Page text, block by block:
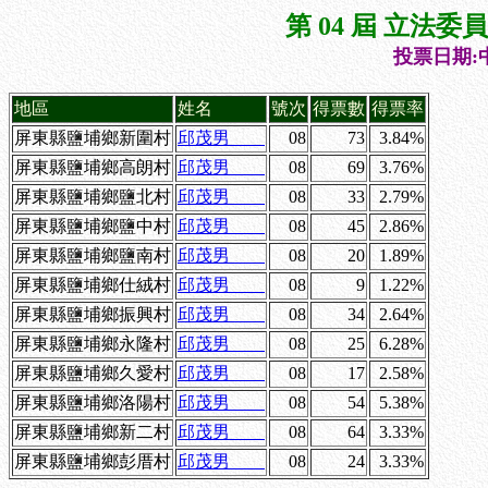
第 04 屆 立法委
投票日期:
地區 姓名 號次 得票數 得票率
屏東縣鹽埔鄉新圍村 邱茂男 08 73
3.84%
屏東縣鹽埔鄉高朗村 邱茂男 08 69
3.76%
屏東縣鹽埔鄉鹽北村 邱茂男 08 33
2.79%
屏東縣鹽埔鄉鹽中村 邱茂男 08 45
2.86%
屏東縣鹽埔鄉鹽南村 邱茂男 08 20
1.89%
屏東縣鹽埔鄉仕絨村 邱茂男 08 9
1.22%
屏東縣鹽埔鄉振興村 邱茂男 08 34
2.64%
屏東縣鹽埔鄉永隆村 邱茂男 08 25
6.28%
屏東縣鹽埔鄉久愛村 邱茂男 08 17
2.58%
屏東縣鹽埔鄉洛陽村 邱茂男 08 54
5.38%
屏東縣鹽埔鄉新二村 邱茂男 08 64
3.33%
屏東縣鹽埔鄉彭厝村 邱茂男 08 24 3.33%